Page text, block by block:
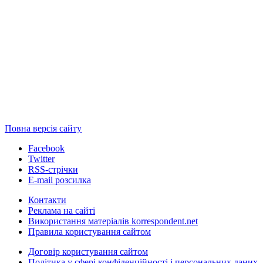
Повна версія сайту
Facebook
Twitter
RSS-стрічки
E-mail розсилка
Контакти
Реклама на сайті
Використання матеріалів korrespondent.net
Правила користування сайтом
Договір користування сайтом